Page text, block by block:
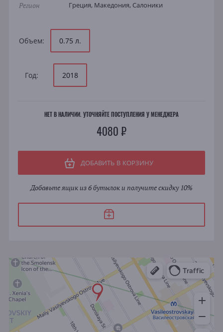
Регион Греция, Македония, Салоники
Объем: 0.75 л.
Год: 2018
НЕТ В НАЛИЧИИ. УТОЧНЯЙТЕ ПОСТУПЛЕНИЯ У МЕНЕДЖЕРА
4080 ₽
ДОБАВИТЬ В КОРЗИНУ
Добавьте ящик из 6 бутылок и получите скидку 10%